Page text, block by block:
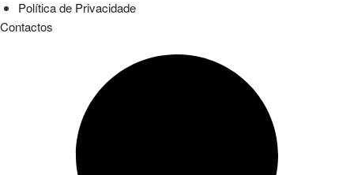
Política de Privacidade
Contactos